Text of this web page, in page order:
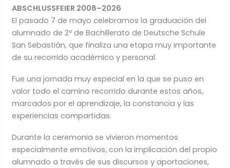
ABSCHLUSSFEIER 2008–2026
El pasado 7 de mayo celebramos la graduación del
alumnado de 2º de Bachillerato de Deutsche Schule
San Sebastián, que finaliza una etapa muy importante
de su recorrido académico y personal.
Fue una jornada muy especial en la que se puso en
valor todo el camino recorrido durante estos años,
marcados por el aprendizaje, la constancia y las
experiencias compartidas.
Durante la ceremonia se vivieron momentos
especialmente emotivos, con la implicación del propio
alumnado a través de sus discursos y aportaciones,